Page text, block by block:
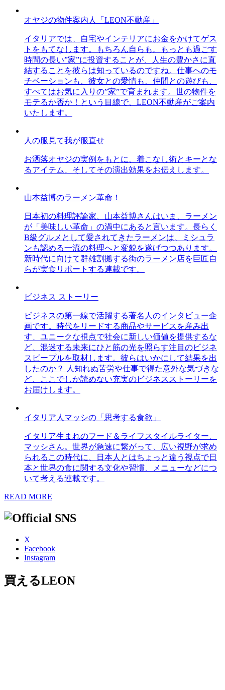
オヤジの物件案内人「LEON不動産」
イタリアでは、自宅やインテリアにお金をかけてゲス
トをもてなします。もちろん自らも。もっとも過ごす
時間の長い”家”に投資することが、人生の豊かさに直
結することを彼らは知っているのですね。仕事へのモ
チベーションも、彼女との愛情も、仲間との遊びも、
すべてはお気に入りの”家”で育まれます。世の物件を
モテるか否か！という目線で、LEON不動産がご案内
いたします。
人の服見て我が服直せ
お洒落オヤジの実例をもとに、着こなし術とキーとな
るアイテム、そしてその演出効果をお伝えします。
山本益博のラーメン革命！
日本初の料理評論家、山本益博さんはいま、ラーメン
が「美味しい革命」の渦中にあると言います。長らく
B級グルメとして愛されてきたラーメンは、ミシュラ
ンも認める一流の料理へと変貌を遂げつつあります。
新時代に向けて群雄割拠する街のラーメン店を巨匠自
らが実食リポートする連載です。
ビジネス ストーリー
ビジネスの第一線で活躍する著名人のインタビュー企
画です。時代をリードする商品やサービスを産み出
す、ユニークな視点で社会に新しい価値を提供するな
ど、混迷する未来にひと筋の光を照らす注目のビジネ
スピープルを取材します。彼らはいかにして結果を出
したのか？ 人知れぬ苦労や仕事で得た意外な気づきな
ど、ここでしか読めない充実のビジネスストーリーを
お届けします。
イタリア人マッシの「思考する食欲」
イタリア生まれのフード＆ライフスタイルライター、
マッシさん。世界が急速に繋がって、広い視野が求め
られるこの時代に、日本人とはちょっと違う視点で日
本と世界の食に関する文化や習慣、メニューなどにつ
いて考える連載です。
READ MORE
X
Facebook
Instagram
買えるLEON